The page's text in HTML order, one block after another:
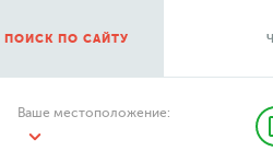
ПОИСК ПО САЙТУ
Ваше местоположение: